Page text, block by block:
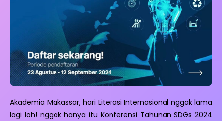
Akademia Makassar, hari Literasi Internasional nggak lama
lagi loh! nggak hanya itu Konferensi Tahunan SDGs 2024